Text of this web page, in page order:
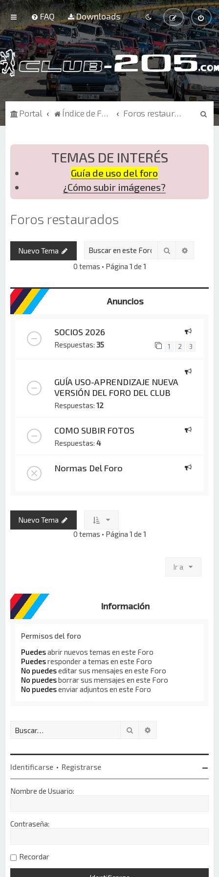
FAQ Downloads
Portal Índice de Foros Foros restaurados
B
TEMAS DE INTERÉS
Guía de uso del foro
¿Cómo subir imágenes?
Foros restaurados
Nuevo Tema Buscar
0 temas • Página 1 de 1
Anuncios
SOCIOS 2026
Respuestas: 35 1 2 3
GUÍA USO-APRENDIZAJE NUEVA
VERSIÓN DEL FORO DEL CLUB
Respuestas:12
COMO SUBIR FOTOS
Respuestas:4
Normas Del Foro
Nuevo Tema
0 temas • Página 1 de 1
Ir a
Información
Permisos del foro
Puedesabrir nuevos temas en este Foro
Puedesresponder a temas en este Foro
No puedeseditar sus mensajes en este Foro
No puedesborrar sus mensajes en este Foro
No puedesenviar adjuntos en este Foro
Buscar
Identificarse • Registrarse
Nombre de Usuario:
Contraseña:
Recordar